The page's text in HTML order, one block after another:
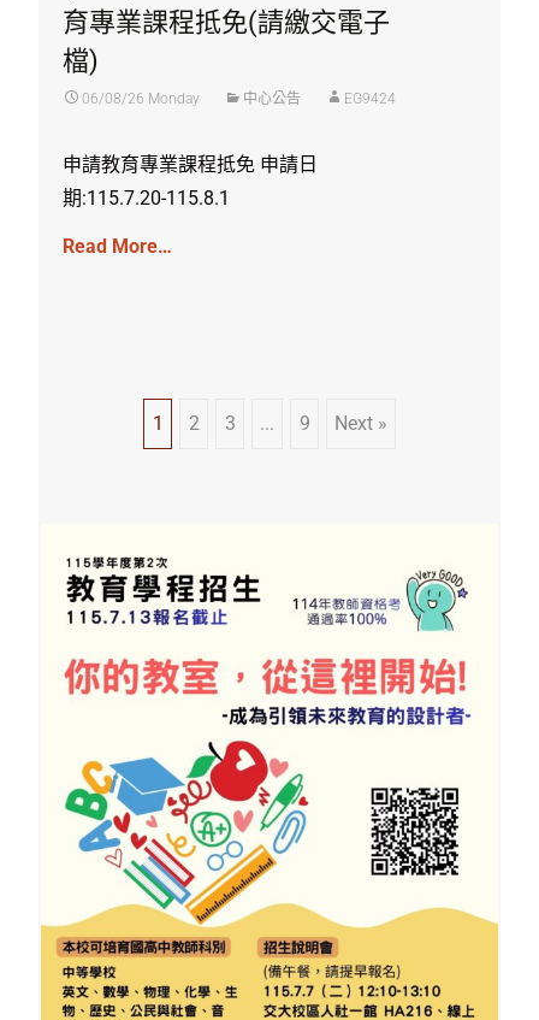
育專業課程抵免(請繳交電子
檔)
06/08/26 Monday 中心公告 EG9424
申請教育專業課程抵免 申請日
期:115.7.20-115.8.1
Read More…
Posts
1 2 3 ... 9 Next »